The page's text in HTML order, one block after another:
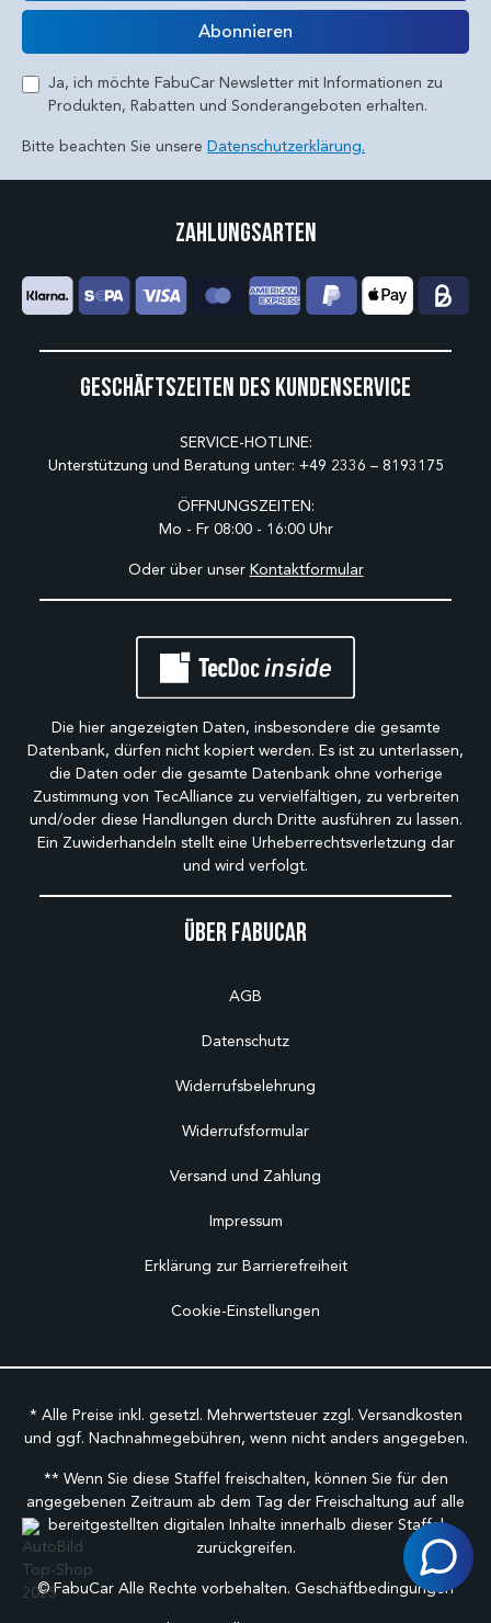
E-Mail
Abonnieren
Ja, ich möchte FabuCar Newsletter mit Informationen zu
Produkten, Rabatten und Sonderangeboten erhalten.
Bitte beachten Sie unsere Datenschutzerklärung.
Über Fabucar
AGB
Datenschutz
Widerrufsbelehrung
Widerrufsformular
Versand und Zahlung
Impressum
Erklärung zur Barrierefreiheit
Cookie-Einstellungen
Geschäftszeiten des Kundenservice
SERVICE-HOTLINE:
Unterstützung und Beratung unter: +49 2336 – 8193175
ÖFFNUNGSZEITEN:
Mo - Fr 08:00 - 16:00 Uhr
Oder über unser Kontaktformular
Zahlungsarten
Die hier angezeigten Daten, insbesondere die gesamte
Datenbank, dürfen nicht kopiert werden. Es ist zu unterlassen,
die Daten oder die gesamte Datenbank ohne vorherige
Zustimmung von TecAlliance zu vervielfältigen, zu verbreiten
und/oder diese Handlungen durch Dritte ausführen zu lassen.
Ein Zuwiderhandeln stellt eine Urheberrechtsverletzung dar
und wird verfolgt.
* Alle Preise inkl. gesetzl. Mehrwertsteuer zzgl. Versandkosten
und ggf. Nachnahmegebühren, wenn nicht anders angegeben.
** Wenn Sie diese Staffel freischalten, können Sie für den
angegebenen Zeitraum ab dem Tag der Freischaltung auf alle
bereitgestellten digitalen Inhalte innerhalb dieser Staffel
zurückgreifen.
©FabuCar Alle Rechte vorbehalten. Geschäftbedingungen